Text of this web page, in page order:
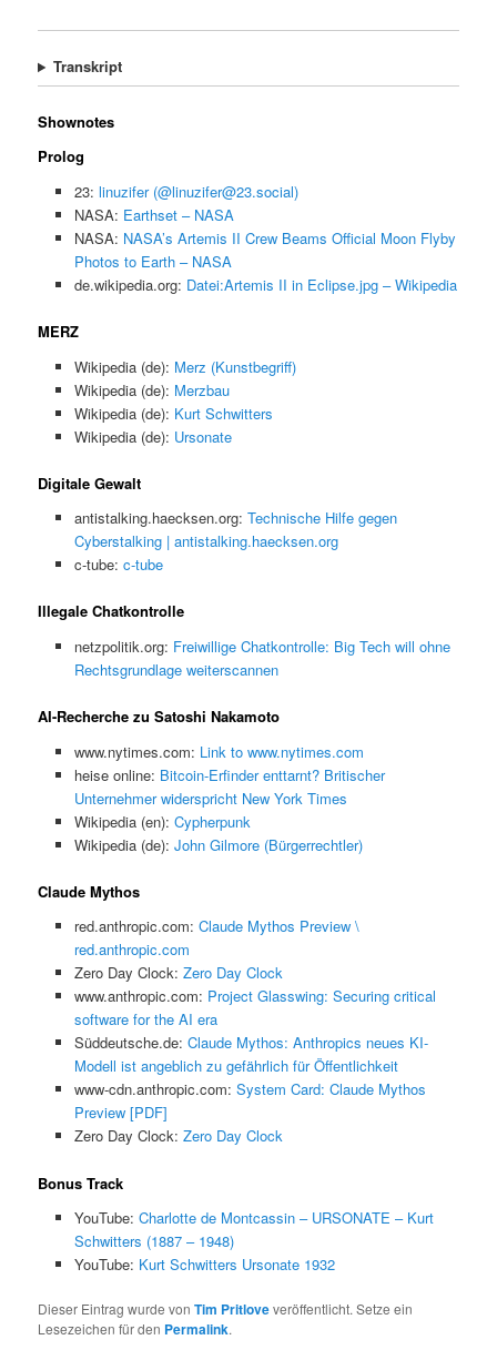
Transkript
Shownotes
Prolog
23: linuzifer (@linuzifer@23.social)
NASA: Earthset – NASA
NASA: NASA’s Artemis II Crew Beams Official Moon Flyby
Photos to Earth – NASA
de.wikipedia.org: Datei:Artemis II in Eclipse.jpg – Wikipedia
MERZ
Wikipedia (de): Merz (Kunstbegriff)
Wikipedia (de): Merzbau
Wikipedia (de): Kurt Schwitters
Wikipedia (de): Ursonate
Digitale Gewalt
antistalking.haecksen.org: Technische Hilfe gegen
Cyberstalking | antistalking.haecksen.org
c-tube: c-tube
Illegale Chatkontrolle
netzpolitik.org: Freiwillige Chatkontrolle: Big Tech will ohne
Rechtsgrundlage weiterscannen
AI-Recherche zu Satoshi Nakamoto
www.nytimes.com: Link to www.nytimes.com
heise online: Bitcoin-Erfinder enttarnt? Britischer
Unternehmer widerspricht New York Times
Wikipedia (en): Cypherpunk
Wikipedia (de): John Gilmore (Bürgerrechtler)
Claude Mythos
red.anthropic.com: Claude Mythos Preview \
red.anthropic.com
Zero Day Clock: Zero Day Clock
www.anthropic.com: Project Glasswing: Securing critical
software for the AI era
Süddeutsche.de: Claude Mythos: Anthropics neues KI-
Modell ist angeblich zu gefährlich für Öffentlichkeit
www-cdn.anthropic.com: System Card: Claude Mythos
Preview [PDF]
Zero Day Clock: Zero Day Clock
Bonus Track
YouTube: Charlotte de Montcassin – URSONATE – Kurt
Schwitters (1887 – 1948)
YouTube: Kurt Schwitters Ursonate 1932
Dieser Eintrag wurde vonTim Pritloveveröffentlicht. Setze ein
Lesezeichen für den Permalink.